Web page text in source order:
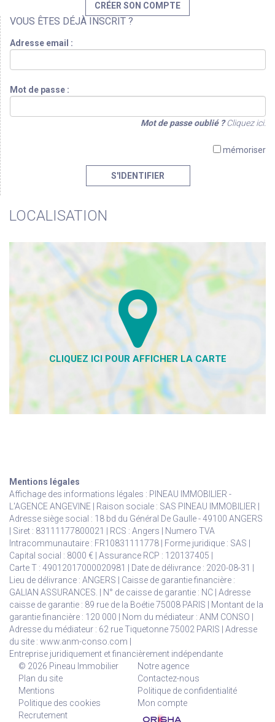
CRÉER SON COMPTE
VOUS ÊTES DÉJÀ INSCRIT ?
Adresse email :
Mot de passe :
Mot de passe oublié ?Cliquez ici.
mémoriser
S'IDENTIFIER
LOCALISATION
Mentions légales
Affichage des informations légales : PINEAU IMMOBILIER -
L'AGENCE ANGEVINE | Raison sociale : SAS PINEAU IMMOBILIER |
Adresse siège social : 18 bd du Général De Gaulle - 49100 ANGERS
| Siret : 83111177800021 | RCS : Angers | Numero TVA
Intracommunautaire : FR10831111778 | Forme juridique : SAS |
Capital social : 8000 € | Assurance RCP : 120137405 |
Carte T : 49012017000020981 | Date de délivrance : 2020-08-31 |
Lieu de délivrance : ANGERS | Caisse de garantie financière :
GALIAN ASSURANCES. | N° de caisse de garantie : NC | Adresse
caisse de garantie : 89 rue de la Boétie 75008 PARIS | Montant de la
garantie financière : 120 000 | Nom du médiateur : ANM CONSO |
Adresse du médiateur : 62 rue Tiquetonne 75002 PARIS | Adresse
du site : www.anm-conso.com
Entreprise juridiquement et financièrement indépendante
© 2026 Pineau Immobilier
Notre agence
Plan du site
Contactez-nous
Mentions
Politique de confidentialité
Politique des cookies
Mon compte
Recrutement